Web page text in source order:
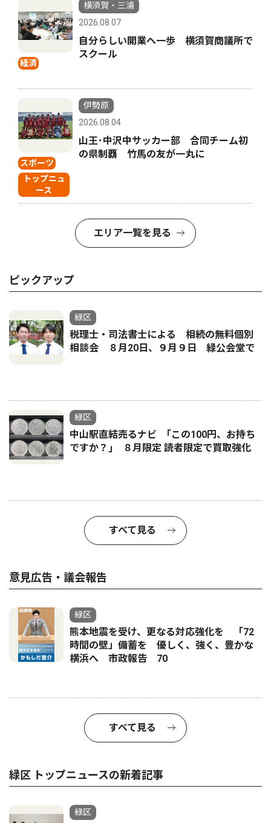
経済
横須賀・三浦
2026.08.07
自分らしい開業へ一歩 横須賀商議所で
スクール
スポーツ
トップニュ
ース
伊勢原
2026.08.04
山王･中沢中サッカー部 合同チーム初
の県制覇 竹馬の友が一丸に
エリア一覧を見る
ピックアップ
緑区
税理士・司法書士による 相続の無料個別
相談会 ８月20日、９月９日 緑公会堂で
緑区
中山駅直結売るナビ ｢この100円、お持ち
ですか？｣ ８月限定 読者限定で買取強化
すべて見る
意見広告・議会報告
緑区
熊本地震を受け、更なる対応強化を 「72
時間の壁」備蓄を 優しく、強く、豊かな
横浜へ 市政報告 70
すべて見る
緑区 トップニュースの新着記事
緑区